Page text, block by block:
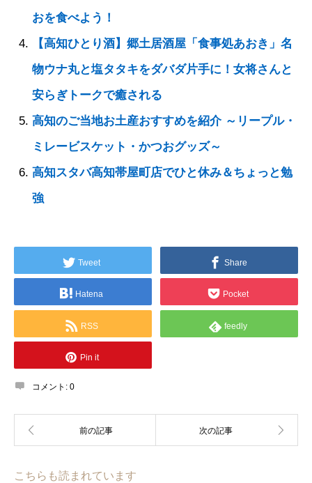
おを食べよう！
【高知ひとり酒】郷土居酒屋「食事処あおき」名
物ウナ丸と塩タタキをダバダ片手に！女将さんと
安らぎトークで癒される
高知のご当地お土産おすすめを紹介 ～リープル・
ミレービスケット・かつおグッズ～
高知スタバ高知帯屋町店でひと休み＆ちょっと勉
強
Tweet Share
Hatena Pocket
RSS feedly
Pin it
コメント: 0
こちらも読まれています